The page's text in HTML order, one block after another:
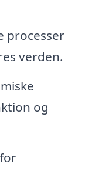
processer
verden.
og